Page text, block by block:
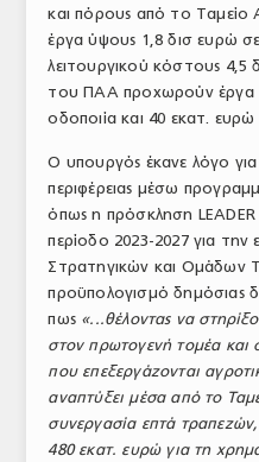
και πόρους από το Ταμείο
έργα ύψους 1,8 δισ ευρώ
λειτουργικού κόστους 4,5
του ΠΑΑ προχωρούν έργα
οδοποιία και 40 εκατ. ευρώ
Ο υπουργός έκανε λόγο για
περιφέρειας μέσω
όπως η πρόσκληση
περίοδο 2023-2027 για
Στρατηγικών και Ομάδων
προϋπολογισμό δημόσιας
πως «...θέλοντας να
στον πρωτογενή τομέα και
που επεξεργάζονται
αναπτύξει μέσα από το
συνεργασία επτά
480 εκατ. ευρώ για τη